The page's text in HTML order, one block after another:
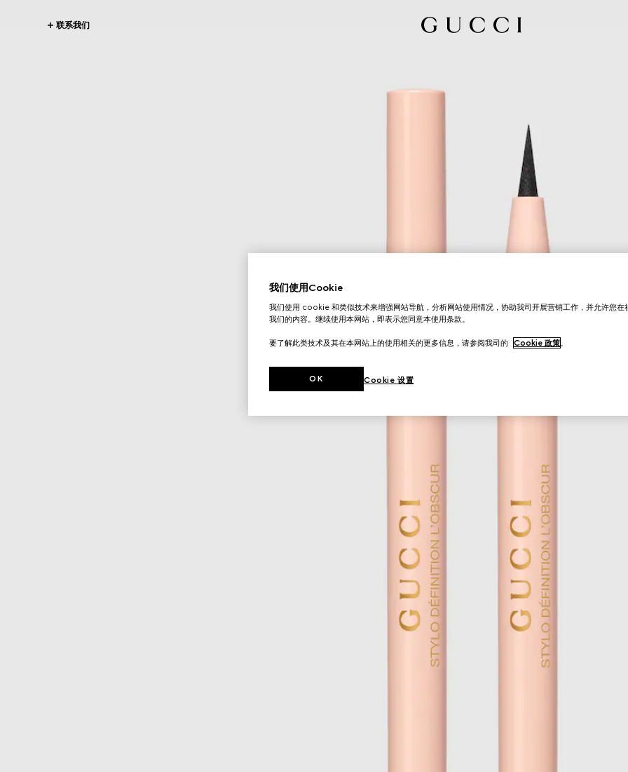
联系我们
我们使用Cookie
我们使用 cookie 和类似技术来增强网站导航，分析网站使用情况，协助我司开展营销工作，并允许您在
我们的内容。继续使用本网站，即表示您同意本使用条款。
要了解此类技术及其在本网站上的使用相关的更多信息，请参阅我司的 Cookie 政策。
Cookie 设置
OK